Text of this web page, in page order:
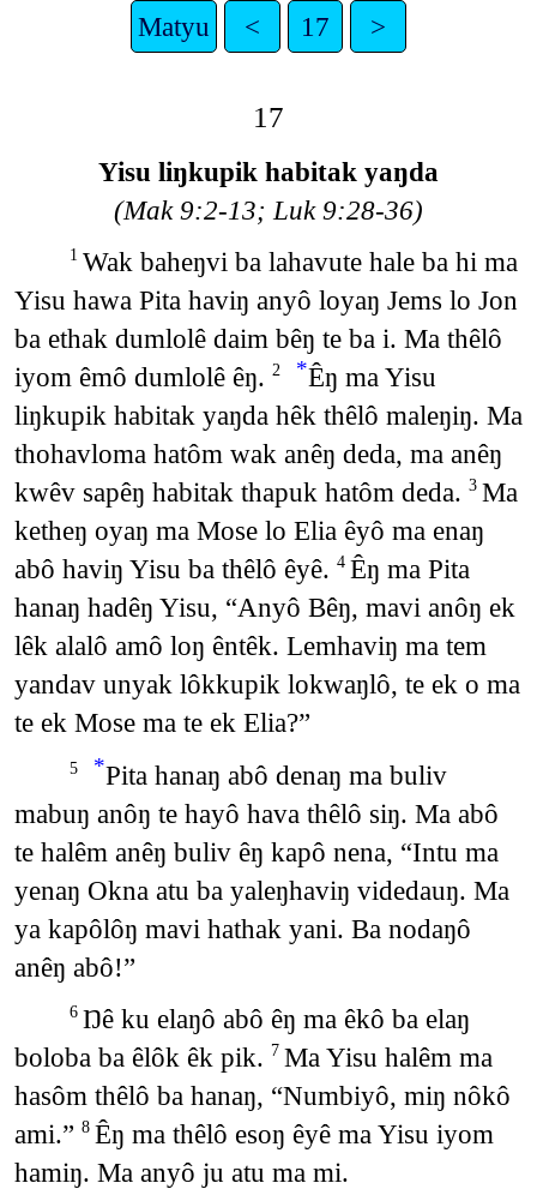
Matyu < 17 >
17
Yisu liŋkupik habitak yaŋda
(Mak 9:2-13; Luk 9:28-36)
1 Wak baheŋvi ba lahavute hale ba hi ma
Yisu hawa Pita haviŋ anyô loyaŋ Jems lo Jon
ba ethak dumlolê daim bêŋ te ba i. Ma thêlô
iyom êmô dumlolê êŋ. 2 *Êŋ ma Yisu
liŋkupik habitak yaŋda hêk thêlô maleŋiŋ. Ma
thohavloma hatôm wak anêŋ deda, ma anêŋ
kwêv sapêŋ habitak thapuk hatôm deda. 3 Ma
ketheŋ oyaŋ ma Mose lo Elia êyô ma enaŋ
abô haviŋ Yisu ba thêlô êyê. 4 Êŋ ma Pita
hanaŋ hadêŋ Yisu, “Anyô Bêŋ, mavi anôŋ ek
lêk alalô amô loŋ êntêk. Lemhaviŋ ma tem
yandav unyak lôkkupik lokwaŋlô, te ek o ma
te ek Mose ma te ek Elia?”
5 *Pita hanaŋ abô denaŋ ma buliv
mabuŋ anôŋ te hayô hava thêlô siŋ. Ma abô
te halêm anêŋ buliv êŋ kapô nena, “Intu ma
yenaŋ Okna atu ba yaleŋhaviŋ videdauŋ. Ma
ya kapôlôŋ mavi hathak yani. Ba nodaŋô
anêŋ abô!”
6 Ŋê ku elaŋô abô êŋ ma êkô ba elaŋ
boloba ba êlôk êk pik. 7 Ma Yisu halêm ma
hasôm thêlô ba hanaŋ, “Numbiyô, miŋ nôkô
ami.” 8 Êŋ ma thêlô esoŋ êyê ma Yisu iyom
hamiŋ. Ma anyô ju atu ma mi.